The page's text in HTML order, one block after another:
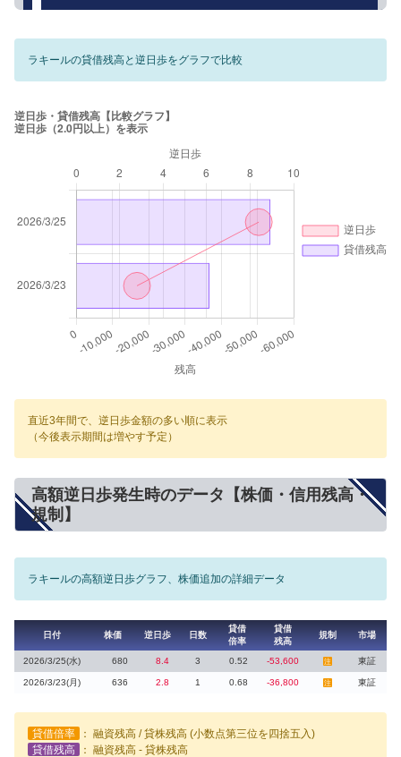
ラキールの貸借残高と逆日歩をグラフで比較
直近3年間で、逆日歩金額の多い順に表示
（今後表示期間は増やす予定）
高額逆日歩発生時のデータ【株価・信用残高・
規制】
ラキールの高額逆日歩グラフ、株価追加の詳細データ
日付 株価 逆日歩 日数
貸借
倍率
貸借
残高
規制 市場
2026/3/25(水) 680 8.4 3 0.52 -53,600 注 東証
2026/3/23(月) 636 2.8 1 0.68 -36,800 注 東証
貸借倍率
： 融資残高 / 貸株残高 (小数点第三位を四捨五入)
貸借残高
： 融資残高 - 貸株残高